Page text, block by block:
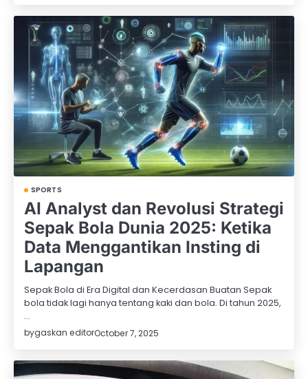
SPORTS
AI Analyst dan Revolusi Strategi
Sepak Bola Dunia 2025: Ketika
Data Menggantikan Insting di
Lapangan
Sepak Bola di Era Digital dan Kecerdasan Buatan Sepak
bola tidak lagi hanya tentang kaki dan bola. Di tahun 2025,
…
bygaskan editorOctober 7, 2025